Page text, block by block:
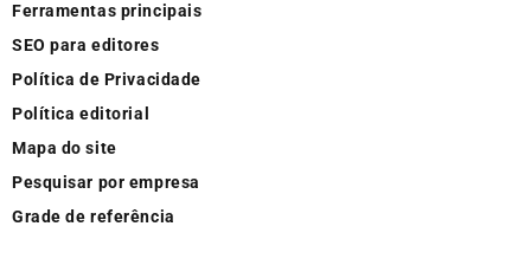
Ferramentas principais
SEO para editores
Política de Privacidade
Política editorial
Mapa do site
Pesquisar por empresa
Grade de referência